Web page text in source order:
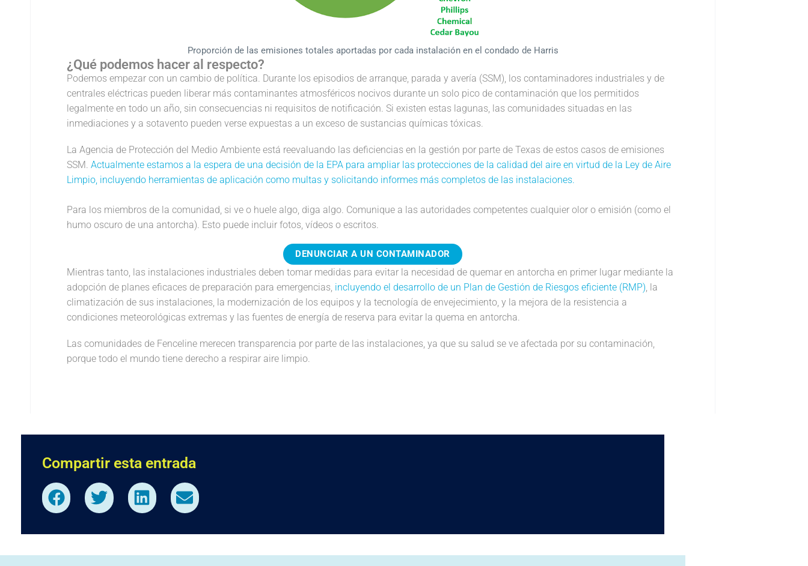
Proporción de las emisiones totales aportadas por cada instalación en el condado de Harris
¿Qué podemos hacer al respecto?
Podemos empezar con un cambio de política. Durante los episodios de arranque, parada y avería (SSM), los contaminadores industriales y de
centrales eléctricas pueden liberar más contaminantes atmosféricos nocivos durante un solo pico de contaminación que los permitidos
legalmente en todo un año, sin consecuencias ni requisitos de notificación. Si existen estas lagunas, las comunidades situadas en las
inmediaciones y a sotavento pueden verse expuestas a un exceso de sustancias químicas tóxicas.
La Agencia de Protección del Medio Ambiente está reevaluando las deficiencias en la gestión por parte de Texas de estos casos de emisiones
SSM. Actualmente estamos a la espera de una decisión de la EPA para ampliar las protecciones de la calidad del aire en virtud de la Ley de Aire
Limpio, incluyendo herramientas de aplicación como multas y solicitando informes más completos de las instalaciones.
Para los miembros de la comunidad, si ve o huele algo, diga algo. Comunique a las autoridades competentes cualquier olor o emisión (como el
humo oscuro de una antorcha). Esto puede incluir fotos, vídeos o escritos.
DENUNCIAR A UN CONTAMINADOR
Mientras tanto, las instalaciones industriales deben tomar medidas para evitar la necesidad de quemar en antorcha en primer lugar mediante la
adopción de planes eficaces de preparación para emergencias, incluyendo el desarrollo de un Plan de Gestión de Riesgos eficiente (RMP), la
climatización de sus instalaciones, la modernización de los equipos y la tecnología de envejecimiento, y la mejora de la resistencia a
condiciones meteorológicas extremas y las fuentes de energía de reserva para evitar la quema en antorcha.
Las comunidades de Fenceline merecen transparencia por parte de las instalaciones, ya que su salud se ve afectada por su contaminación,
porque todo el mundo tiene derecho a respirar aire limpio.
Compartir esta entrada